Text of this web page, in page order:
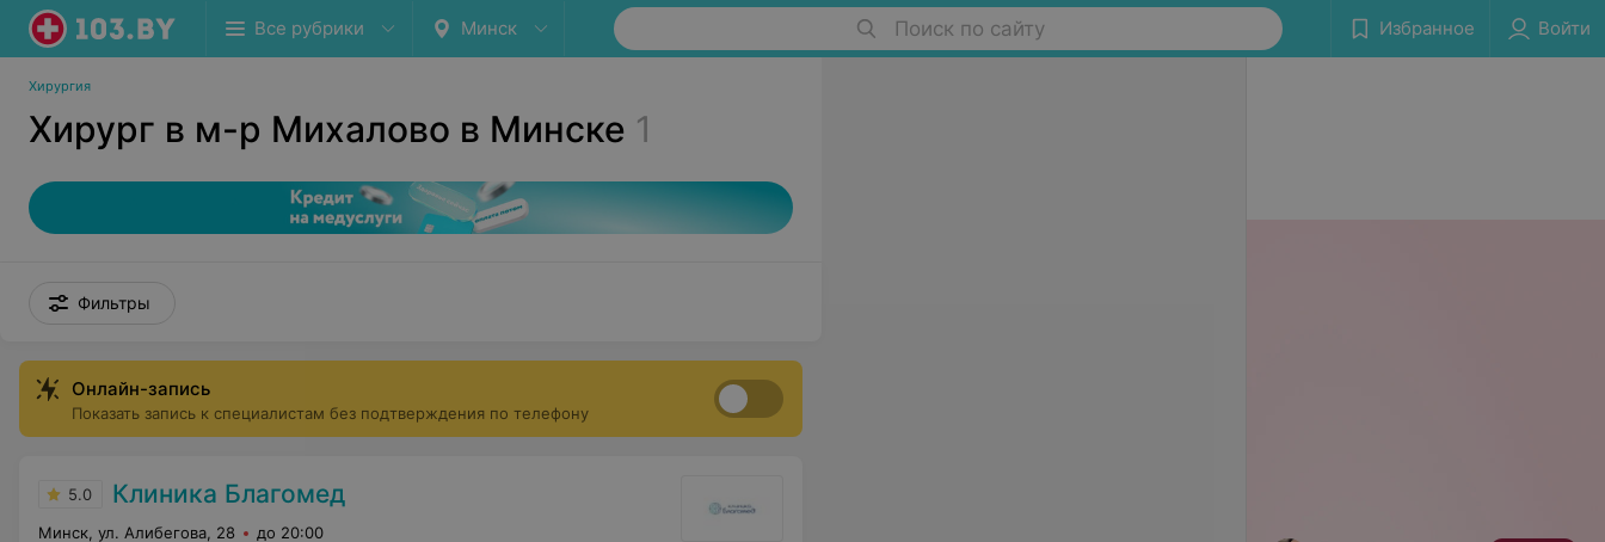
Все рубрики Минск Поиск по сайту Избранное Войти
Хирургия
Хирург в м-р Михалово в Минске 1
Фильтры
Онлайн-запись
Показать запись к специалистам без подтверждения по телефону
5.0 Клиника Благомед
Минск, ул. Алибегова, 28 до 20:00